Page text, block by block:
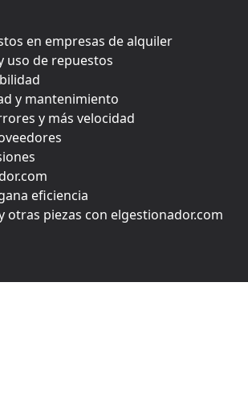
en empresas de alquiler
uso de repuestos
y mantenimiento
y más velocidad
eficiencia
piezas con elgestionador.com